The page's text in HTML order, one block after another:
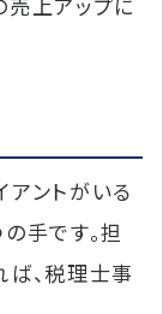
ントがいる
手です。担
、税理士事